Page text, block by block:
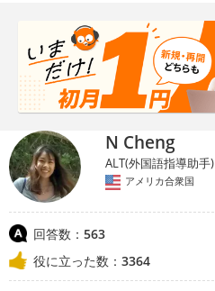
N Cheng
ALT(外国語指導助手)
アメリカ合衆国
回答数： 563
役に立った数： 3364